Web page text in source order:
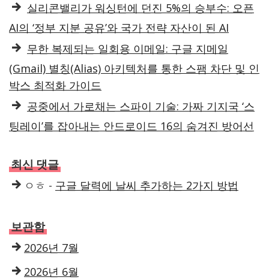
실리콘밸리가 워싱턴에 던진 5%의 승부수: 오픈
AI의 ‘정부 지분 공유’와 국가 전략 자산이 된 AI
무한 복제되는 일회용 이메일: 구글 지메일
(Gmail) 별칭(Alias) 아키텍처를 통한 스팸 차단 및 인
박스 최적화 가이드
공중에서 가로채는 스파이 기술: 가짜 기지국 ‘스
팅레이’를 잡아내는 안드로이드 16의 숨겨진 방어선
최신 댓글
ㅇㅎ - 구글 달력에 날씨 추가하는 2가지 방법
보관함
2026년 7월
2026년 6월